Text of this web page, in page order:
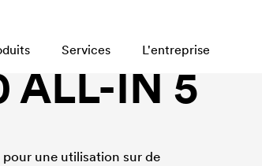
Services L'entreprise
ALL-IN 5
une utilisation sur de